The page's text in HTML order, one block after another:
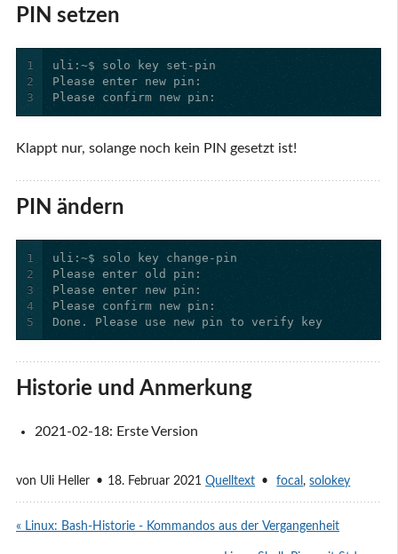
PIN setzen
1
2
3
Please confirm new pin:
Klappt nur, solange noch kein PIN gesetzt ist!
PIN ändern
1
2
3
4
5
Done. Please use new pin to verify key
Historie und Anmerkung
2021-02-18: Erste Version
von Uli Heller 18. Februar 2021 Quelltext focal,solokey
« Linux: Bash-Historie - Kommandos aus der Vergangenheit